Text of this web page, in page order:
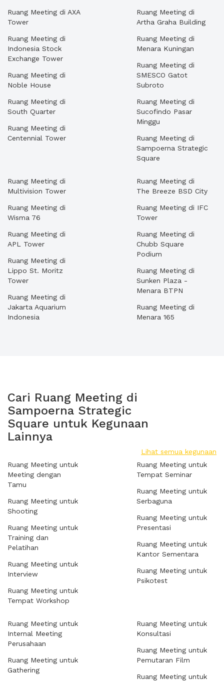
Ruang Meeting di AXA
Tower
Ruang Meeting di
Indonesia Stock
Exchange Tower
Ruang Meeting di
Noble House
Ruang Meeting di
South Quarter
Ruang Meeting di
Centennial Tower
Ruang Meeting di
Artha Graha Building
Ruang Meeting di
Menara Kuningan
Ruang Meeting di
SMESCO Gatot
Subroto
Ruang Meeting di
Sucofindo Pasar
Minggu
Ruang Meeting di
Sampoerna Strategic
Square
Ruang Meeting di
Multivision Tower
Ruang Meeting di
Wisma 76
Ruang Meeting di
APL Tower
Ruang Meeting di
Lippo St. Moritz
Tower
Ruang Meeting di
Jakarta Aquarium
Indonesia
Ruang Meeting di
The Breeze BSD City
Ruang Meeting di IFC
Tower
Ruang Meeting di
Chubb Square
Podium
Ruang Meeting di
Sunken Plaza -
Menara BTPN
Ruang Meeting di
Menara 165
Cari Ruang Meeting di
Sampoerna Strategic
Square untuk Kegunaan
Lainnya
Lihat semua kegunaan
Ruang Meeting untuk
Meeting dengan
Tamu
Ruang Meeting untuk
Shooting
Ruang Meeting untuk
Training dan
Pelatihan
Ruang Meeting untuk
Interview
Ruang Meeting untuk
Tempat Workshop
Ruang Meeting untuk
Tempat Seminar
Ruang Meeting untuk
Serbaguna
Ruang Meeting untuk
Presentasi
Ruang Meeting untuk
Kantor Sementara
Ruang Meeting untuk
Psikotest
Ruang Meeting untuk
Internal Meeting
Perusahaan
Ruang Meeting untuk
Gathering
Ruang Meeting untuk
Konsultasi
Ruang Meeting untuk
Pemutaran Film
Ruang Meeting untuk